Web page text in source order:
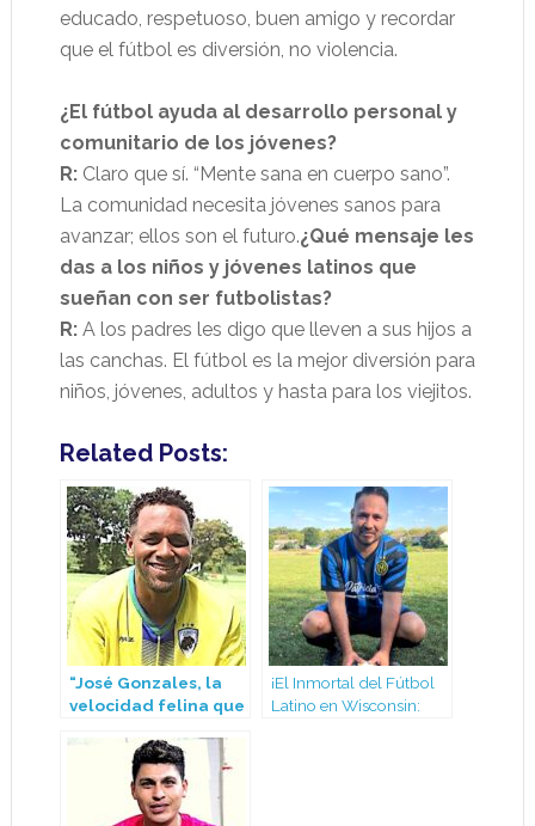
educado, respetuoso, buen amigo y recordar
que el fútbol es diversión, no violencia.
¿El fútbol ayuda al desarrollo personal y
comunitario de los jóvenes?
R:Claro que sí. “Mente sana en cuerpo sano”.
La comunidad necesita jóvenes sanos para
avanzar; ellos son el futuro.¿Qué mensaje les
das a los niños y jóvenes latinos que
sueñan con ser futbolistas?
R:A los padres les digo que lleven a sus hijos a
las canchas. El fútbol es la mejor diversión para
niños, jóvenes, adultos y hasta para los viejitos.
Related Posts:
“José Gonzales, la
velocidad felina que
Latina de Madison”
¡El Inmortal del Fútbol
Latino en Wisconsin: